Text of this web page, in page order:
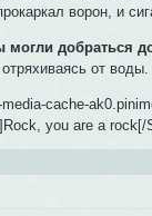
ворон, и
добраться
от воды.
cache-
you are a rock[/